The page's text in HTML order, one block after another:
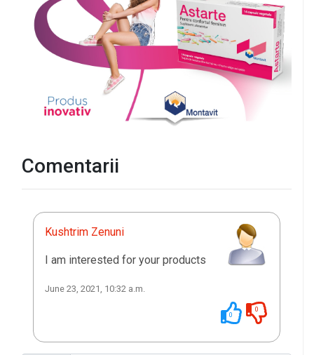
Comentarii
Kushtrim Zenuni
I am interested for your products
June 23, 2021, 10:32 a.m.
0
0